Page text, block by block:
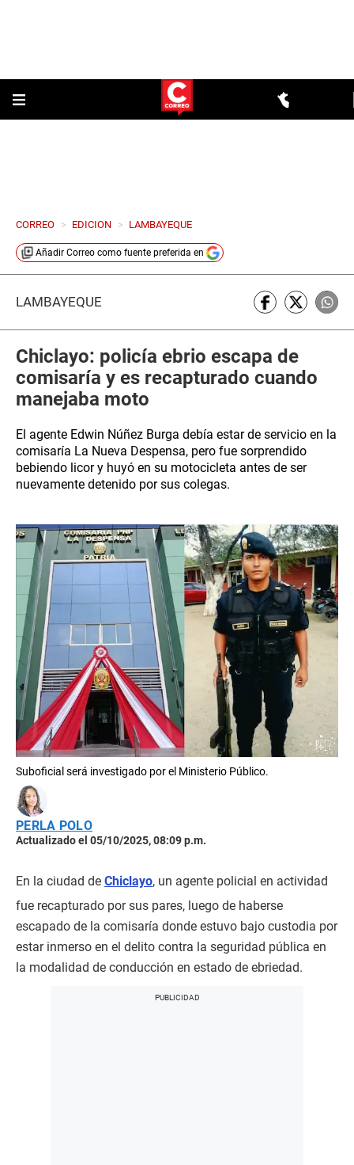
CORREO > EDICION > LAMBAYEQUE
Añadir Correo como fuente preferida en
LAMBAYEQUE
Chiclayo: policía ebrio escapa de
comisaría y es recapturado cuando
manejaba moto
El agente Edwin Núñez Burga debía estar de servicio en la
comisaría La Nueva Despensa, pero fue sorprendido
bebiendo licor y huyó en su motocicleta antes de ser
nuevamente detenido por sus colegas.
Suboficial será investigado por el Ministerio Público.
PERLA POLO
Actualizado el 05/10/2025, 08:09 p.m.
En la ciudad de Chiclayo, un agente policial en actividad
fue recapturado por sus pares, luego de haberse
escapado de la comisaría donde estuvo bajo custodia por
estar inmerso en el delito contra la seguridad pública en
la modalidad de conducción en estado de ebriedad.